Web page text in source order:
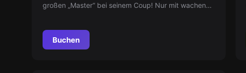
großen „Master“ bei seinem Coup! Nur mit wachen
tretet gegen Banden an und genießt schließlich
euren Erfolg im "tialini" Restaurant.
Buchen